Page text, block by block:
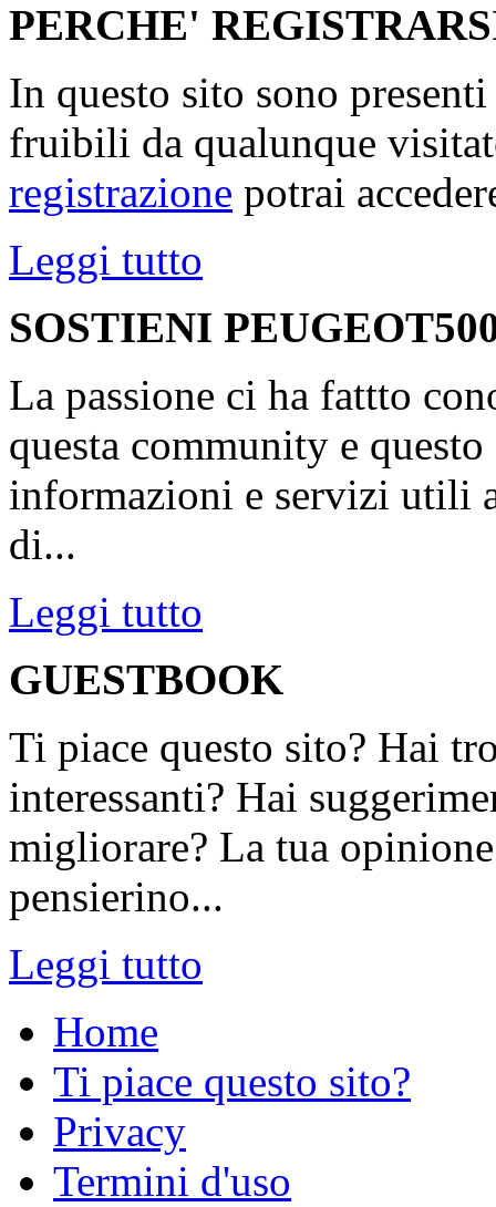
PERCHE'
In questo sito sono
fruibili da qualunque
registrazione potrai
Leggi tutto
SOSTIENI
La passione ci ha fattto
questa community e
informazioni e servizi utili
di...
Leggi tutto
GUESTBOOK
Ti piace questo sito? Hai
interessanti? Hai
migliorare? La tua
pensierino...
Leggi tutto
Home
Ti piace questo sito?
Privacy
Termini d'uso